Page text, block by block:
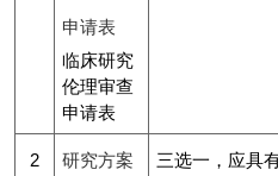
申请表
临床研究
伦理审查
申请表
2 研究方案
三选一，应具